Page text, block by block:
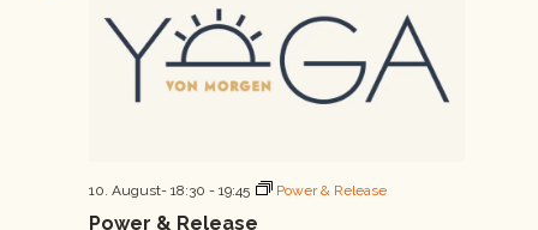
Power & Release
10. August- 18:30 - 19:45 Power & Release